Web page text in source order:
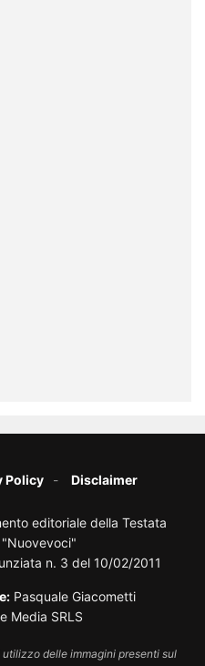
Policy Disclaimer
editoriale della Testata
"Nuovevoci"
n. 3 del 10/02/2011
Pasquale Giacometti
Media SRLS
utilizzo delle immagini presenti sul